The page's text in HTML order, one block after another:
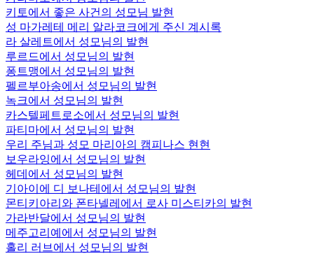
키토에서 좋은 사건의 성모님 발현
성 마가레테 메리 알라코크에게 주신 계시록
라 살레트에서 성모님의 발현
루르드에서 성모님의 발현
퐁트맹에서 성모님의 발현
펠르부아송에서 성모님의 발현
녹크에서 성모님의 발현
카스텔페트로소에서 성모님의 발현
파티마에서 성모님의 발현
우리 주님과 성모 마리아의 캠피나스 현현
보우라잉에서 성모님의 발현
헤데에서 성모님의 발현
기아이에 디 보나테에서 성모님의 발현
몬티키아리와 폰타넬레에서 로사 미스티카의 발현
가라반달에서 성모님의 발현
메주고리예에서 성모님의 발현
홀리 러브에서 성모님의 발현